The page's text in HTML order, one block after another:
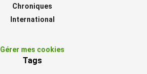
Chroniques
International
Gérer mes cookies
Tags